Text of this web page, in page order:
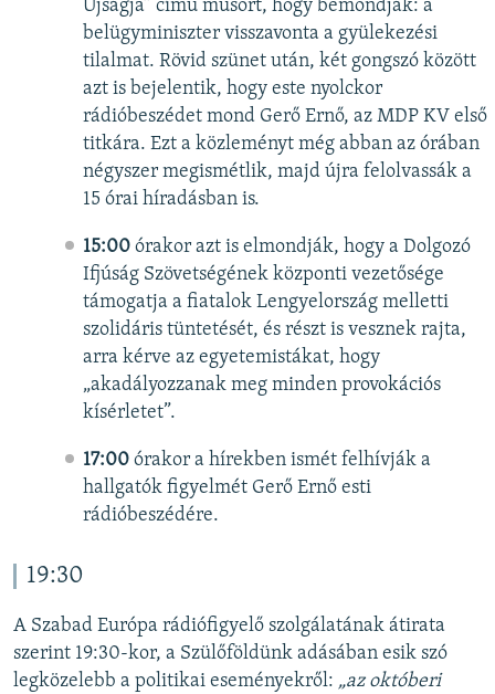
Újságja” című műsort, hogy bemondják: a
belügyminiszter visszavonta a gyülekezési
tilalmat. Rövid szünet után, két gongszó között
azt is bejelentik, hogy este nyolckor
rádióbeszédet mond Gerő Ernő, az MDP KV első
titkára. Ezt a közleményt még abban az órában
négyszer megismétlik, majd újra felolvassák a
15 órai híradásban is.
15:00 órakor azt is elmondják, hogy a Dolgozó
Ifjúság Szövetségének központi vezetősége
támogatja a fiatalok Lengyelország melletti
szolidáris tüntetését, és részt is vesznek rajta,
arra kérve az egyetemistákat, hogy
„akadályozzanak meg minden provokációs
kísérletet”.
17:00 órakor a hírekben ismét felhívják a
hallgatók figyelmét Gerő Ernő esti
rádióbeszédére.
19:30
A Szabad Európa rádiófigyelő szolgálatának átirata
szerint 19:30-kor, a Szülőföldünk adásában esik szó
legközelebb a politikai eseményekről: „az októberi